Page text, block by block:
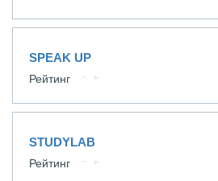
SPEAK UP
Рейтинг
STUDYLAB
Рейтинг